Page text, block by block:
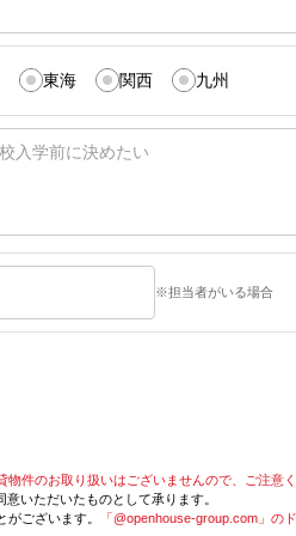
東海 関西 九州
※担当者がいる場合
物件のお取り扱いはございませんので、ご注意く
意いただいたものとして承ります。
ございます。
「@openhouse-group.com」の